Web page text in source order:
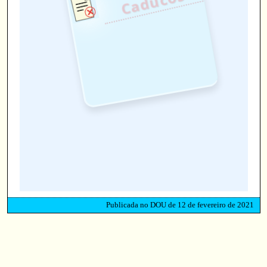
Publicada no DOU de 12 de fevereiro de 2021